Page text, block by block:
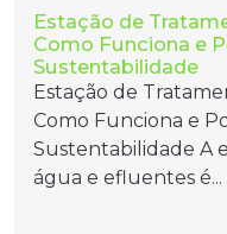
Estação de
Como Funciona e
Sustentabilidade
Estação de
Como Funciona e
Sustentabilidade A
água e efluentes é...